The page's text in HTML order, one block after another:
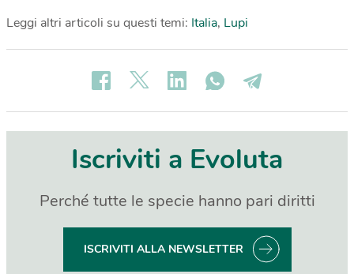
Leggi altri articoli su questi temi: Italia, Lupi
Iscriviti a Evoluta
Perché tutte le specie hanno pari diritti
ISCRIVITI ALLA NEWSLETTER